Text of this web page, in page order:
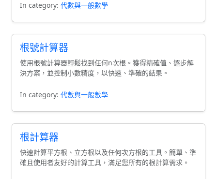
In category: 代數與一般數學
根號計算器
使用根號計算器輕鬆找到任何n次根。獲得精確值、逐步解
決方案，並控制小數精度，以快速、準確的結果。
In category: 代數與一般數學
根計算器
快速計算平方根、立方根以及任何次方根的工具。簡單、準
確且使用者友好的計算工具，滿足您所有的根計算需求。